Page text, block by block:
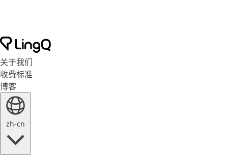
关于我们
收费标准
博客
zh-cn